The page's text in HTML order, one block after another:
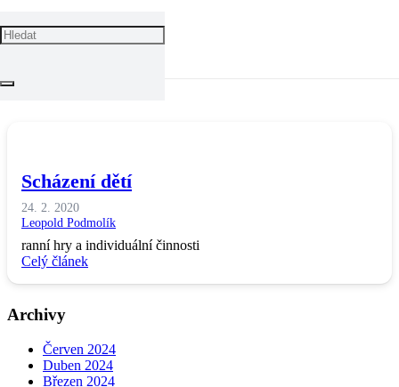
Menu
HARMONOGRAM DNE
Scházení dětí
24. 2. 2020
Leopold Podmolík
ranní hry a individuální činnosti
Celý článek
Archivy
Červen 2024
Duben 2024
Březen 2024